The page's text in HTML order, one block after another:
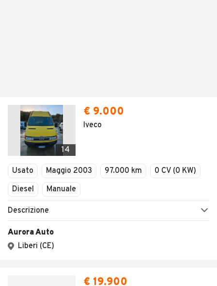
14
€ 9.000
Iveco
Usato Maggio 2003 97.000 km
0 CV (0 KW)
Diesel
Manuale
Descrizione
Aurora Auto
Liberi (CE)
€ 19.900